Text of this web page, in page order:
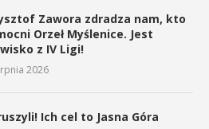
Zawora zdradza nam, kto
Orzeł Myślenice. Jest
z IV Ligi!
2026
Ich cel to Jasna Góra